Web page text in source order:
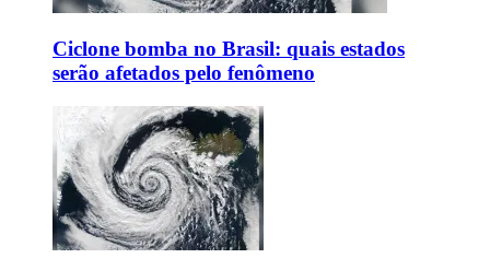
Ciclone bomba no Brasil: quais estados
serão afetados pelo fenômeno